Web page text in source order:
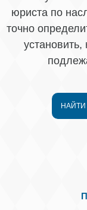
юриста по
точно